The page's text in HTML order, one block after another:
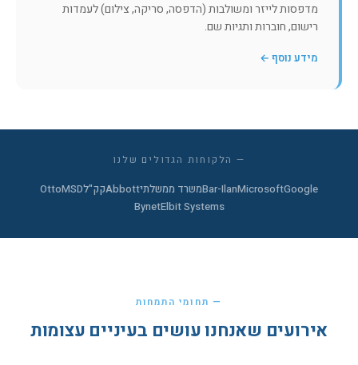
מדפסות לייזר ומשולבות (הדפסה, סריקה, צילום) לעמדות
רישום, חוברות ותגיות שם.
מידע נוסף ←
— הלקוחות הגדולים שלנו
Google
Microsoft
Bar-Ilanמשרד ממשלתיAbbottקק"לMSD
Otto
Elbit Systems
Bynet
— תחומי התמחות
אירועים שאנחנו עושים בעיניים עצומות